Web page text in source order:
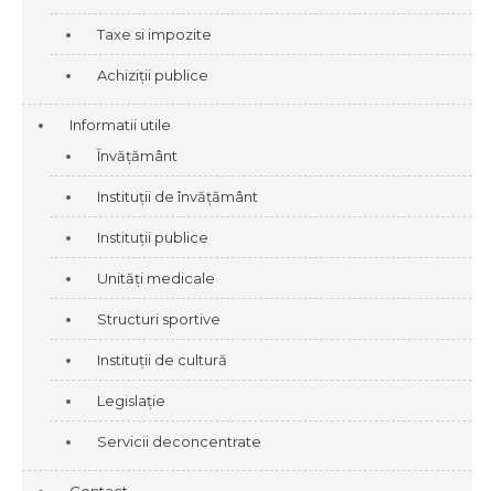
Taxe si impozite
Achiziții publice
Informatii utile
Învățământ
Instituții de învățământ
Instituții publice
Unități medicale
Structuri sportive
Instituții de cultură
Legislație
Servicii deconcentrate